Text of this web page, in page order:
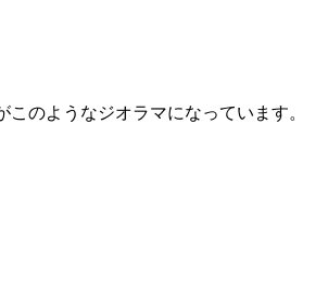
このようなジオラマになっています。